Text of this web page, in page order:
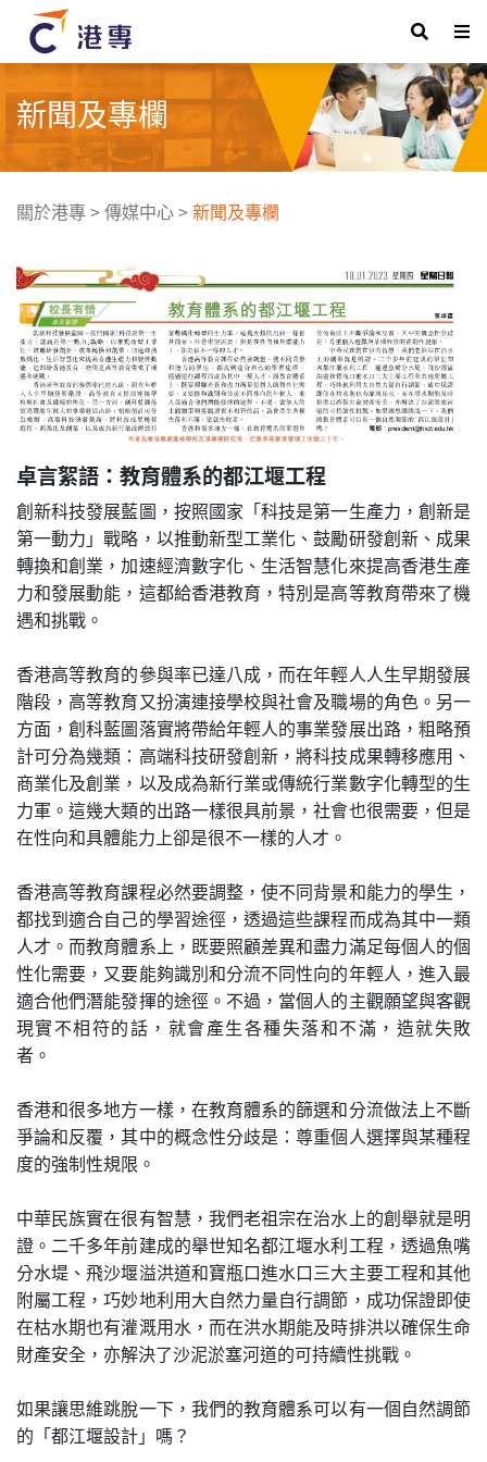
新聞及專欄
關於港專>傳媒中心>新聞及專欄
卓言絮語：教育體系的都江堰工程
創新科技發展藍圖，按照國家「科技是第一生產力，創新是
第一動力」戰略，以推動新型工業化、鼓勵研發創新、成果
轉換和創業，加速經濟數字化、生活智慧化來提高香港生產
力和發展動能，這都給香港教育，特別是高等教育帶來了機
遇和挑戰。
香港高等教育的參與率已達八成，而在年輕人人生早期發展
階段，高等教育又扮演連接學校與社會及職場的角色。另一
方面，創科藍圖落實將帶給年輕人的事業發展出路，粗略預
計可分為幾類：高端科技研發創新，將科技成果轉移應用、
商業化及創業，以及成為新行業或傳統行業數字化轉型的生
力軍。這幾大類的出路一樣很具前景，社會也很需要，但是
在性向和具體能力上卻是很不一樣的人才。
香港高等教育課程必然要調整，使不同背景和能力的學生，
都找到適合自己的學習途徑，透過這些課程而成為其中一類
人才。而教育體系上，既要照顧差異和盡力滿足每個人的個
性化需要，又要能夠識別和分流不同性向的年輕人，進入最
適合他們潛能發揮的途徑。不過，當個人的主觀願望與客觀
現實不相符的話，就會產生各種失落和不滿，造就失敗
者。
香港和很多地方一樣，在教育體系的篩選和分流做法上不斷
爭論和反覆，其中的概念性分歧是：尊重個人選擇與某種程
度的強制性規限。
中華民族實在很有智慧，我們老祖宗在治水上的創舉就是明
證。二千多年前建成的舉世知名都江堰水利工程，透過魚嘴
分水堤、飛沙堰溢洪道和寶瓶口進水口三大主要工程和其他
附屬工程，巧妙地利用大自然力量自行調節，成功保證即使
在枯水期也有灌溉用水，而在洪水期能及時排洪以確保生命
財產安全，亦解決了沙泥淤塞河道的可持續性挑戰。
如果讓思維跳脫一下，我們的教育體系可以有一個自然調節
的「都江堰設計」嗎？